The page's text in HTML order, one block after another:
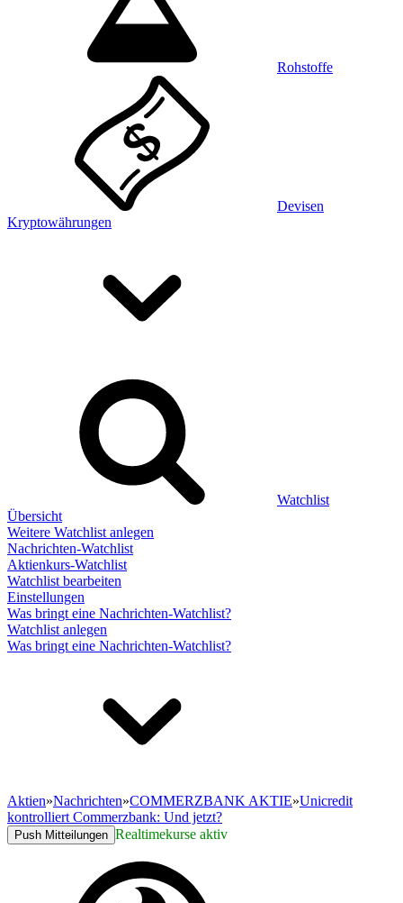
Rohstoffe
Devisen
Kryptowährungen
Watchlist
Übersicht
Weitere Watchlist anlegen
Nachrichten-Watchlist
Aktienkurs-Watchlist
Watchlist bearbeiten
Einstellungen
Was bringt eine Nachrichten-Watchlist?
Watchlist anlegen
Was bringt eine Nachrichten-Watchlist?
Aktien»Nachrichten»COMMERZBANK AKTIE»Unicredit
kontrolliert Commerzbank: Und jetzt?
Push Mitteilungen Realtimekurse aktiv